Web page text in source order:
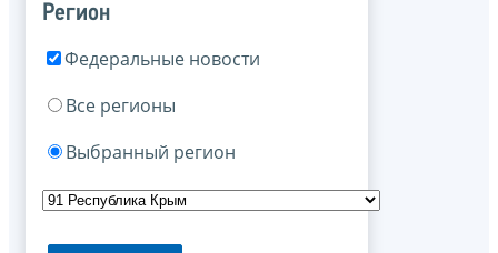
Регион
Федеральные новости
Все регионы
Выбранный регион